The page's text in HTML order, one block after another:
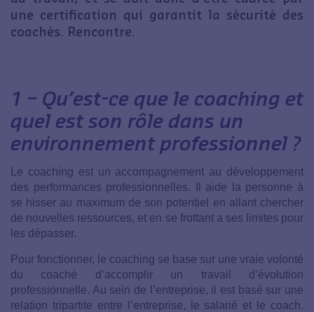
une certification qui garantit la sécurité des
coachés. Rencontre.
1 – Qu’est-ce que le coaching et
quel est son rôle dans un
environnement professionnel ?
Le coaching est un accompagnement au développement
des performances professionnelles. Il aide la personne à
se hisser au maximum de son potentiel en allant chercher
de nouvelles ressources, et en se frottant a ses limites pour
les dépasser.
Pour fonctionner, le coaching se base sur une vraie volonté
du coaché d’accomplir un travail d’évolution
professionnelle. Au sein de l’entreprise, il est basé sur une
relation tripartite entre l’entreprise, le salarié et le coach.